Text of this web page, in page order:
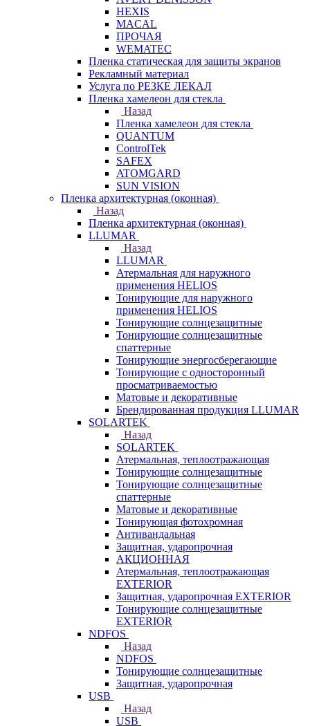
HEXIS
MACAL
ПРОЧАЯ
WEMATEC
Пленка статическая для защиты экранов
Рекламный материал
Услуга по РЕЗКЕ ЛЕКАЛ
Пленка хамелеон для стекла
Назад
Пленка хамелеон для стекла
QUANTUM
ControlTek
SAFEX
ATOMGARD
SUN VISION
Пленка архитектурная (оконная)
Назад
Пленка архитектурная (оконная)
LLUMAR
Назад
LLUMAR
Атермальная для наружного
применения HELIOS
Тонирующие для наружного
применения HELIOS
Тонирующие солнцезащитные
Тонирующие солнцезащитные
спаттерные
Тонирующие энергосберегающие
Тонирующие с односторонный
просматриваемостью
Матовые и декоративные
Брендированная продукция LLUMAR
SOLARTEK
Назад
SOLARTEK
Атермальная, теплоотражающая
Тонирующие солнцезащитные
Тонирующие солнцезащитные
спаттерные
Матовые и декоративные
Тонирующая фотохромная
Антивандальная
Защитная, ударопрочная
АКЦИОННАЯ
Атермальная, теплоотражающая
EXTERIOR
Защитная, ударопрочная EXTERIOR
Тонирующие солнцезащитные
EXTERIOR
NDFOS
Назад
NDFOS
Тонирующие солнцезащитные
Защитная, ударопрочная
USB
Назад
USB